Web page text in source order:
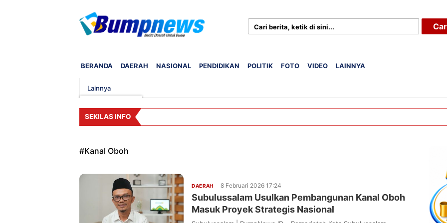
BERANDA DAERAH NASIONAL PENDIDIKAN POLITIK FOTO VIDEO LAINNYA
Lainnya
SEKILAS INFO
#Kanal Oboh
DAERAH 8 Februari 2026 17:24
Subulussalam Usulkan Pembangunan Kanal Oboh
Masuk Proyek Strategis Nasional